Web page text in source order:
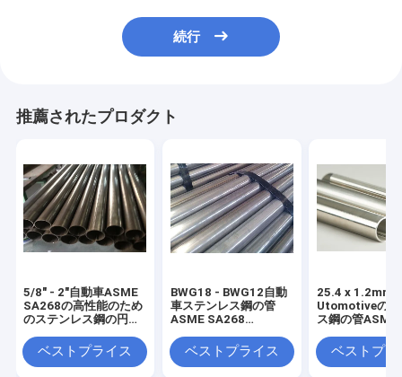
続行
推薦されたプロダクト
5/8" - 2"自動車ASME
SA268の高性能のため
のステンレス鋼の円形
ベストプライス
BWG18 - BWG12自動
車ステンレス鋼の管
ASME SA268
TP410
ベストプライス
25.4 x 1.2mm
Utomotiveのス
ス鋼の管ASME
ベストプラ